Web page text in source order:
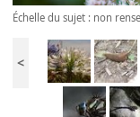
Échelle du sujet : non
<